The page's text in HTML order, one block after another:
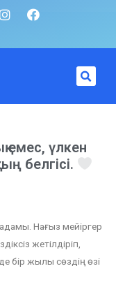
емес, үлкен
белгісі.
Нағыз мейіргер
жетілдіріп,
бір жылы сөздің өзі